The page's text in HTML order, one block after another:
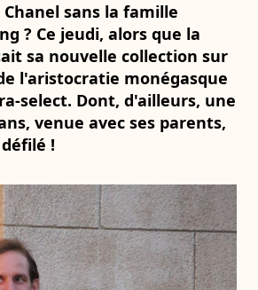
sans la famille
? Ce jeudi, alors que la
sa nouvelle collection sur
l'aristocratie monégasque
select. Dont, d'ailleurs, une
venue avec ses parents,
!